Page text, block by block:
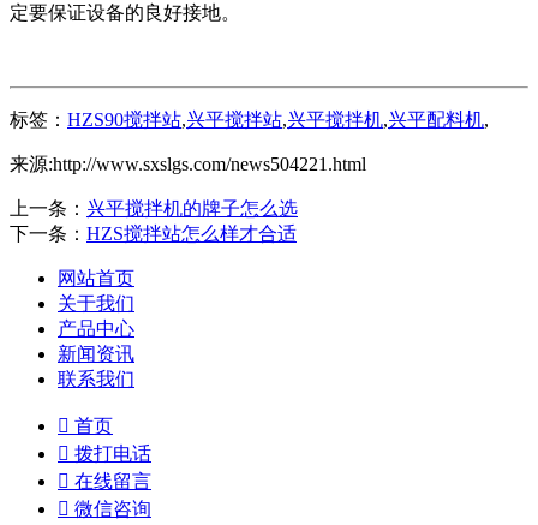
定要保证设备的良好接地。
标签： HZS90搅拌站,兴平搅拌站,兴平搅拌机,兴平配料机,
来源:http://www.sxslgs.com/news504221.html
上一条： 兴平搅拌机的牌子怎么选
下一条： HZS搅拌站怎么样才合适
网站首页
关于我们
产品中心
新闻资讯
联系我们
 首页
 拨打电话
 在线留言
 微信咨询